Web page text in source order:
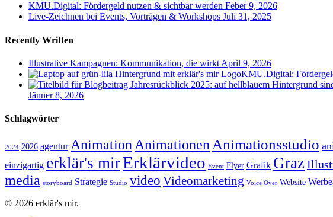
KMU.Digital: Fördergeld nutzen & sichtbar werden Feber 9, 2026
Live-Zeichnen bei Events, Vorträgen & Workshops Juli 31, 2025
Recently Written
Illustrative Kampagnen: Kommunikation, die wirkt April 9, 2026
KMU.Digital:
Jänner 8, 2026
Schlagwörter
2024 2026 agentur AnimationAnimationen Animationsstudio
einzigartig erklär's mirErklärvideo Event Flyer Grafik Graz
media storyboard Strategie Studio video Videomarketing Voice Over Website
© 2026 erklär's mir.